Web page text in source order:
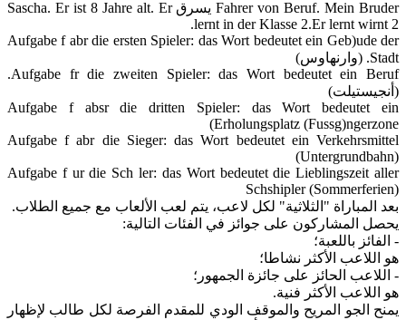
Fahrer von Beruf. Mein Bruder يسرق Sascha. Er ist 8 Jahre alt. Er
lernt in der Klasse 2.Er lernt wirnt 2.
Aufgabe f abr die ersten Spieler: das Wort bedeutet ein Geb)ude der
Stadt. (وارنهاوس)
Aufgabe fr die zweiten Spieler: das Wort bedeutet ein Beruf.
(أنجيستيلت)
Aufgabe f absr die dritten Spieler: das Wort bedeutet ein
Erholungsplatz (Fussg)ngerzone)
Aufgabe f abr die Sieger: das Wort bedeutet ein Verkehrsmittel
(Untergrundbahn)
Aufgabe f ur die Sch ler: das Wort bedeutet die Lieblingszeit aller
Schshipler (Sommerferien)
بعد المباراة "الثلاثية" لكل لاعب، يتم لعب الألعاب مع جميع الطلاب.
يحصل المشاركون على جوائز في الفئات التالية:
- الفائز باللعبة؛
هو اللاعب الأكثر نشاطا؛
- اللاعب الحائز على جائزة الجمهور؛
هو اللاعب الأكثر فنية.
يمنح الجو المريح والموقف الودي للمقدم الفرصة لكل طالب لإظهار